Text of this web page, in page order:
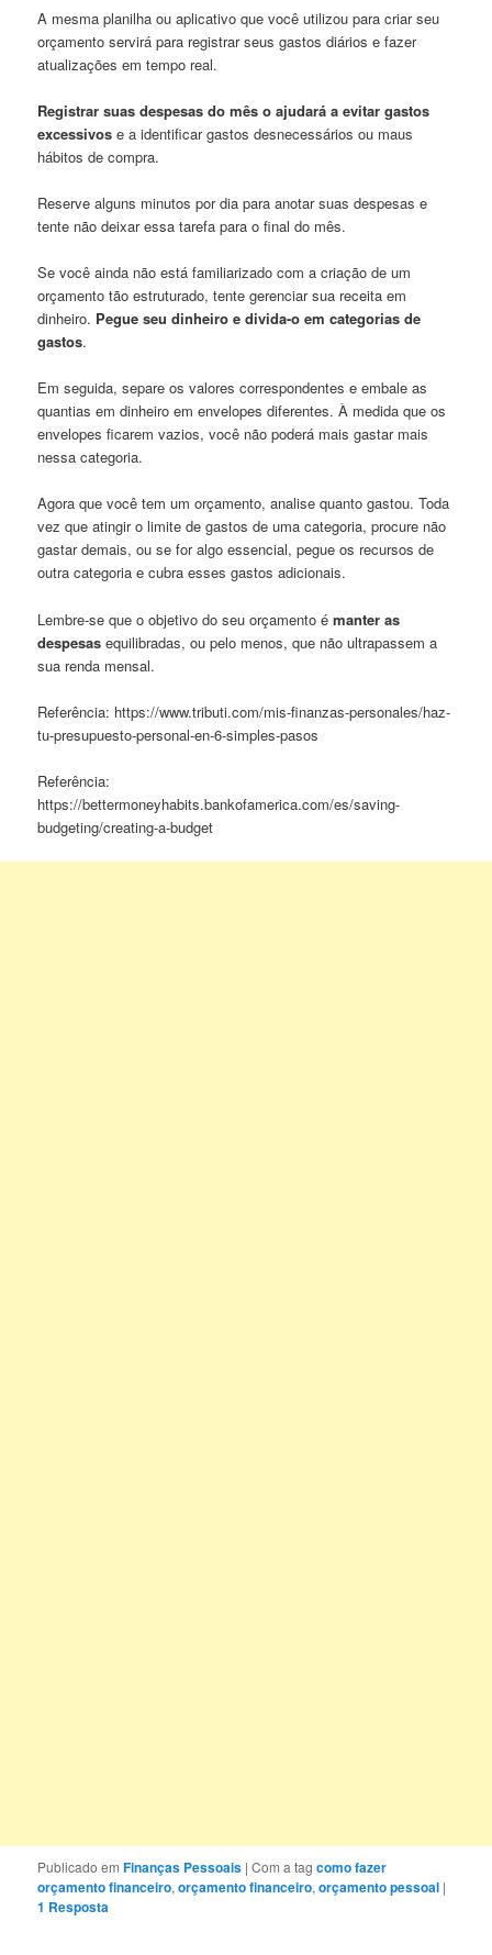
A mesma planilha ou aplicativo que você utilizou para criar seu
orçamento servirá para registrar seus gastos diários e fazer
atualizações em tempo real.
Registrar suas despesas do mês o ajudará a evitar gastos
excessivos e a identificar gastos desnecessários ou maus
hábitos de compra.
Reserve alguns minutos por dia para anotar suas despesas e
tente não deixar essa tarefa para o final do mês.
Se você ainda não está familiarizado com a criação de um
orçamento tão estruturado, tente gerenciar sua receita em
dinheiro. Pegue seu dinheiro e divida-o em categorias de
gastos.
Em seguida, separe os valores correspondentes e embale as
quantias em dinheiro em envelopes diferentes. À medida que os
envelopes ficarem vazios, você não poderá mais gastar mais
nessa categoria.
Agora que você tem um orçamento, analise quanto gastou. Toda
vez que atingir o limite de gastos de uma categoria, procure não
gastar demais, ou se for algo essencial, pegue os recursos de
outra categoria e cubra esses gastos adicionais.
Lembre-se que o objetivo do seu orçamento émanter as
despesas equilibradas, ou pelo menos, que não ultrapassem a
sua renda mensal.
‍Referência: https://www.tributi.com/mis-finanzas-personales/haz-
tu-presupuesto-personal-en-6-simples-pasos
Referência:
https://bettermoneyhabits.bankofamerica.com/es/saving-
budgeting/creating-a-budget
Publicado em Finanças Pessoais |Com a tagcomo fazer
orçamento financeiro,orçamento financeiro,orçamento pessoal |
1 Resposta